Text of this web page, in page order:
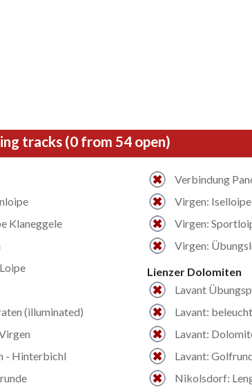
tracks (0 from 54 open)
Klaneggele
(illuminated)
- Hinterbichl
Verbindung
Virgen: Iselloipe
Virgen:
Virgen:
Lienzer Dolomiten
Lavant
Lavant:
Lavant:
Lavant:
Nikolsdorf: